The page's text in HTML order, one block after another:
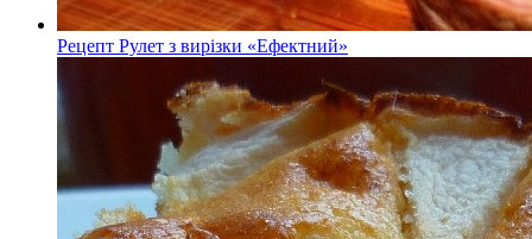
Рецепт Рулет з вирізки «Ефектний»